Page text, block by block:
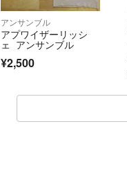
アンサンブル
アプワイザーリッシ
ェ アンサンブル
¥2,500